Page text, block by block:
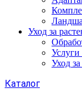
Уход за
Услуги
Уход
Каталог